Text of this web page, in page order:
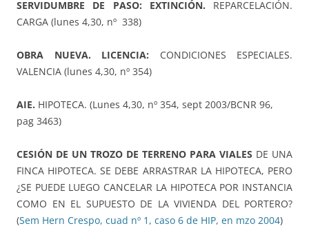
SERVIDUMBRE DE PASO: EXTINCIÓN. REPARCELACIÓN.
CARGA (lunes 4,30, nº 338)
OBRA NUEVA. LICENCIA: CONDICIONES ESPECIALES.
VALENCIA (lunes 4,30, nº 354)
AIE. HIPOTECA. (Lunes 4,30, nº 354, sept 2003/BCNR 96,
pag 3463)
CESIÓN DE UN TROZO DE TERRENO PARA VIALES DE UNA
FINCA HIPOTECA. SE DEBE ARRASTRAR LA HIPOTECA, PERO
¿SE PUEDE LUEGO CANCELAR LA HIPOTECA POR INSTANCIA
COMO EN EL SUPUESTO DE LA VIVIENDA DEL PORTERO?
(Sem Hern Crespo, cuad nº 1, caso 6 de HIP, en mzo 2004)